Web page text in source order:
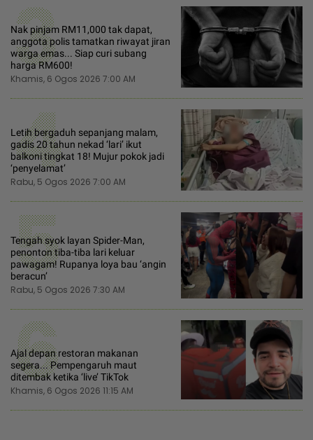
3
Nak pinjam RM11,000 tak dapat,
anggota polis tamatkan riwayat jiran
warga emas... Siap curi subang
harga RM600!
Khamis, 6 Ogos 2026 7:00 AM
4
Letih bergaduh sepanjang malam,
gadis 20 tahun nekad ‘lari’ ikut
balkoni tingkat 18! Mujur pokok jadi
‘penyelamat’
Rabu, 5 Ogos 2026 7:00 AM
5
Tengah syok layan Spider-Man,
penonton tiba-tiba lari keluar
pawagam! Rupanya loya bau ‘angin
beracun’
Rabu, 5 Ogos 2026 7:30 AM
6
Ajal depan restoran makanan
segera... Pempengaruh maut
ditembak ketika ‘live’ TikTok
Khamis, 6 Ogos 2026 11:15 AM